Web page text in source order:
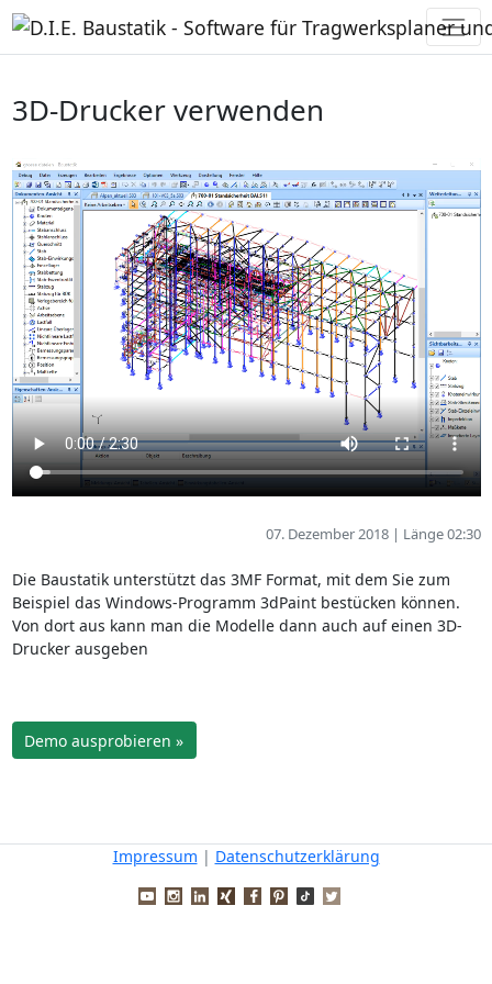
3D-Drucker verwenden
07. Dezember 2018 | Länge 02:30
Die Baustatik unterstützt das 3MF Format, mit dem Sie zum
Beispiel das Windows-Programm 3dPaint bestücken können.
Von dort aus kann man die Modelle dann auch auf einen 3D-
Drucker ausgeben
Demo ausprobieren »
Impressum | Datenschutzerklärung